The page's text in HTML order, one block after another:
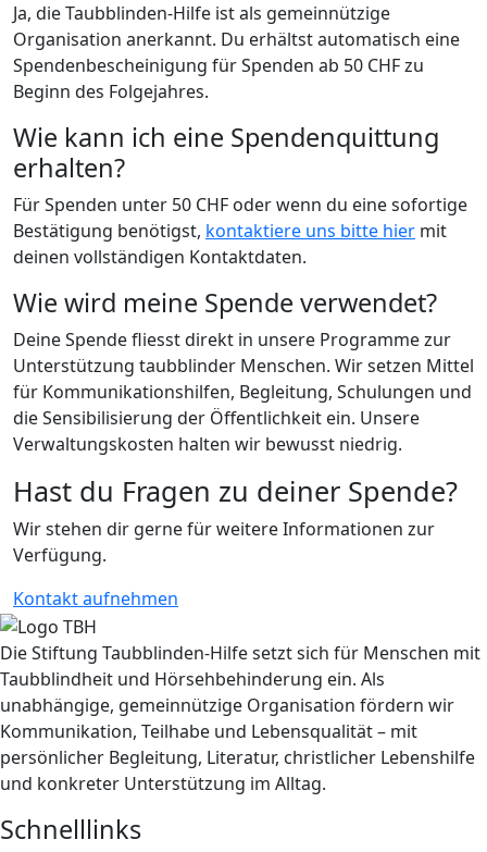
Ja, die Taubblinden-Hilfe ist als gemeinnützige
Organisation anerkannt. Du erhältst automatisch eine
Spendenbescheinigung für Spenden ab 50 CHF zu
Beginn des Folgejahres.
Wie kann ich eine Spendenquittung
erhalten?
Für Spenden unter 50 CHF oder wenn du eine sofortige
Bestätigung benötigst, kontaktiere uns bitte hier mit
deinen vollständigen Kontaktdaten.
Wie wird meine Spende verwendet?
Deine Spende fliesst direkt in unsere Programme zur
Unterstützung taubblinder Menschen. Wir setzen Mittel
für Kommunikationshilfen, Begleitung, Schulungen und
die Sensibilisierung der Öffentlichkeit ein. Unsere
Verwaltungskosten halten wir bewusst niedrig.
Hast du Fragen zu deiner Spende?
Wir stehen dir gerne für weitere Informationen zur
Verfügung.
Kontakt aufnehmen
Die Stiftung Taubblinden-Hilfe setzt sich für Menschen mit
Taubblindheit und Hörsehbehinderung ein. Als
unabhängige, gemeinnützige Organisation fördern wir
Kommunikation, Teilhabe und Lebensqualität – mit
persönlicher Begleitung, Literatur, christlicher Lebenshilfe
und konkreter Unterstützung im Alltag.
Schnelllinks